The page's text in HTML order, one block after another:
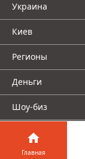
Украина
Киев
Регионы
Деньги
Шоу-биз
Жизнь
Главная